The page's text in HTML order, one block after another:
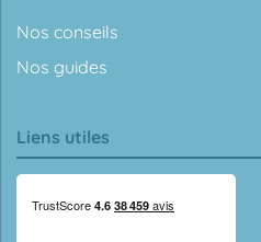
Nos conseils
Nos guides
Liens utiles